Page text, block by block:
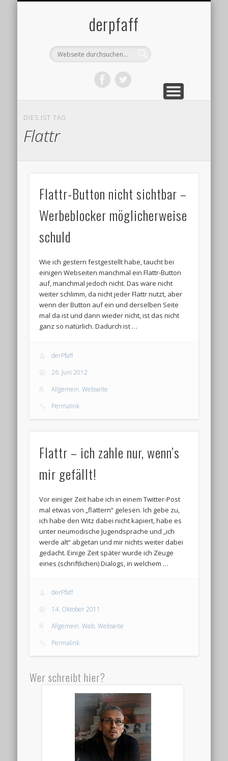
derpfaff
DIES IST TAG
Flattr
Flattr-Button nicht sichtbar –
Werbeblocker möglicherweise
schuld
Wie ich gestern festgestellt habe, taucht bei
einigen Webseiten manchmal ein Flattr-Button
auf, manchmal jedoch nicht. Das wäre nicht
weiter schlimm, da nicht jeder Flattr nutzt, aber
wenn der Button auf ein und derselben Seite
mal da ist und dann wieder nicht, ist das nicht
ganz so natürlich. Dadurch ist …
derPfaff
26. Juni 2012
Allgemein,Webseite
Permalink
Flattr – ich zahle nur, wenn’s
mir gefällt!
Vor einiger Zeit habe ich in einem Twitter-Post
mal etwas von „flattern“ gelesen. Ich gebe zu,
ich habe den Witz dabei nicht kapiert, habe es
unter neumodische Jugendsprache und „ich
werde alt“ abgetan und mir nichts weiter dabei
gedacht. Einige Zeit später wurde ich Zeuge
eines (schriftlichen) Dialogs, in welchem …
derPfaff
14. Oktober 2011
Allgemein,Web,Webseite
Permalink
Wer schreibt hier?